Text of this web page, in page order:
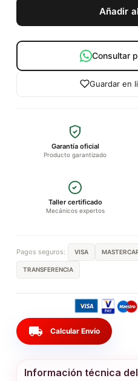
Añadir
Consultar
Guardar en
Garantía oficial
Producto garantizado
Taller certificado
Mecánicos expertos
Pagos seguros: VISA
TRANSFERENCIA
local_shipping Calcular Envío
Información técnica